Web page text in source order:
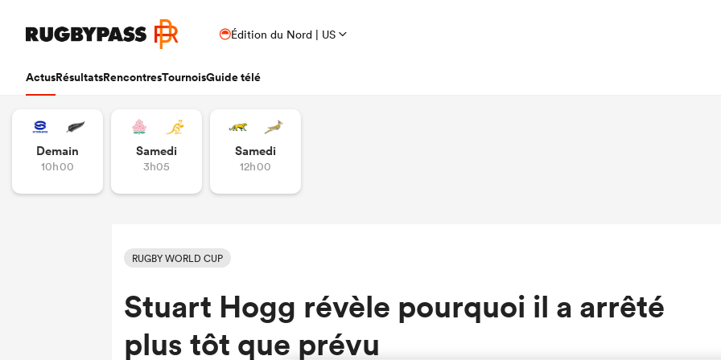
Édition du Nord | US
ActusRésultatsRencontresTournoisGuide télé
Demain
10h00
Samedi
3h05
Samedi
12h00
RUGBY WORLD CUP
Stuart Hogg révèle pourquoi il a arrêté
plus tôt que prévu